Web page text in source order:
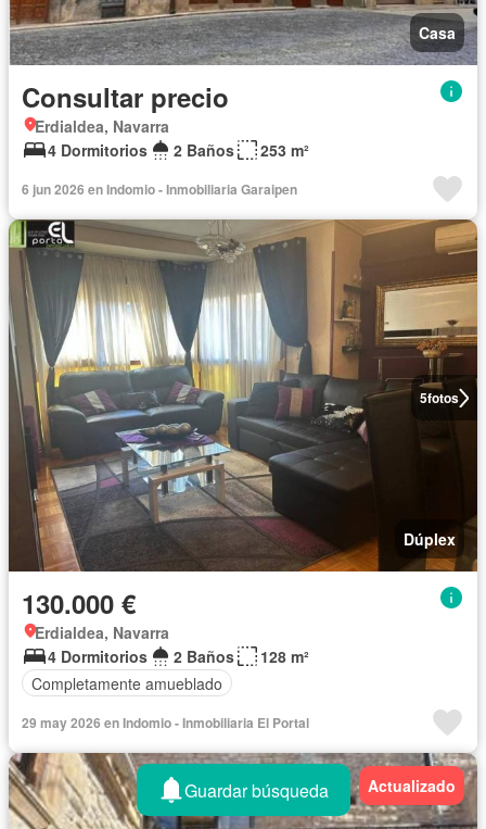
Casa
Consultar precio
Erdialdea, Navarra
4 Dormitorios
2 Baños 253 m²
6 jun 2026 en Indomio - Inmobiliaria Garaipen
5fotos
Dúplex
130.000 €
Erdialdea, Navarra
4 Dormitorios
2 Baños
128 m²
Completamente amueblado
29 may 2026 en Indomio - Inmobiliaria El Portal
Actualizado
Guardar búsqueda